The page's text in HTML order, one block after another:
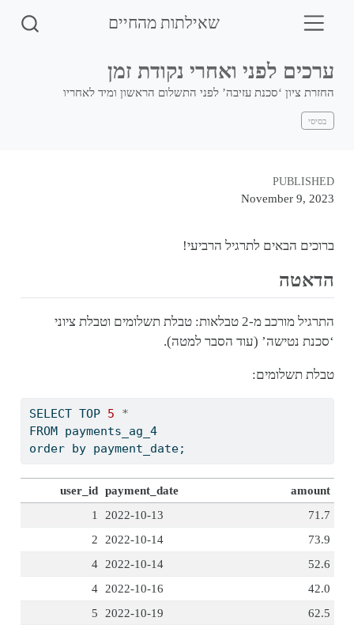
שאילתות מהחיים
ערכים לפני ואחרי נקודת זמן
החזרת ציון ‘סכנת עזיבה’ לפני התשלום הראשון ומיד לאחריו
בסיסי
PUBLISHED
November 9, 2023
ברוכים הבאים לתרגיל הרביעי!
הדאטה
התרגיל מורכב מ-2 טבלאות: טבלת תשלומים וטבלת ציוני
‘סכנת נטישה’ (עוד הסבר למטה).
טבלת תשלומים:
SELECT TOP 5
*
FROM payments_ag_4
order
by payment_date;
user_id payment_date
amount
1
2022-10-13
71.7
2
2022-10-14
73.9
4 2022-10-14
52.6
4 2022-10-16
42.0
5
2022-10-19 62.5